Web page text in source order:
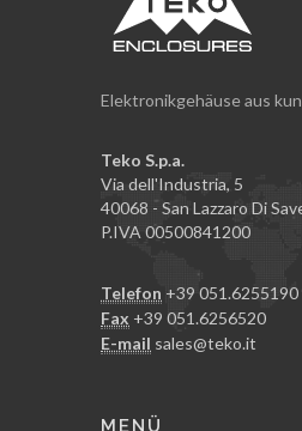
Elektronikgehäuse aus
Teko S.p.a.
Via dell'Industria, 5
40068 - San Lazzaro Di
P.IVA 00500841200
Telefon +39 051.6255190
Fax +39 051.6256520
E-mail sales@teko.it
MENÜ